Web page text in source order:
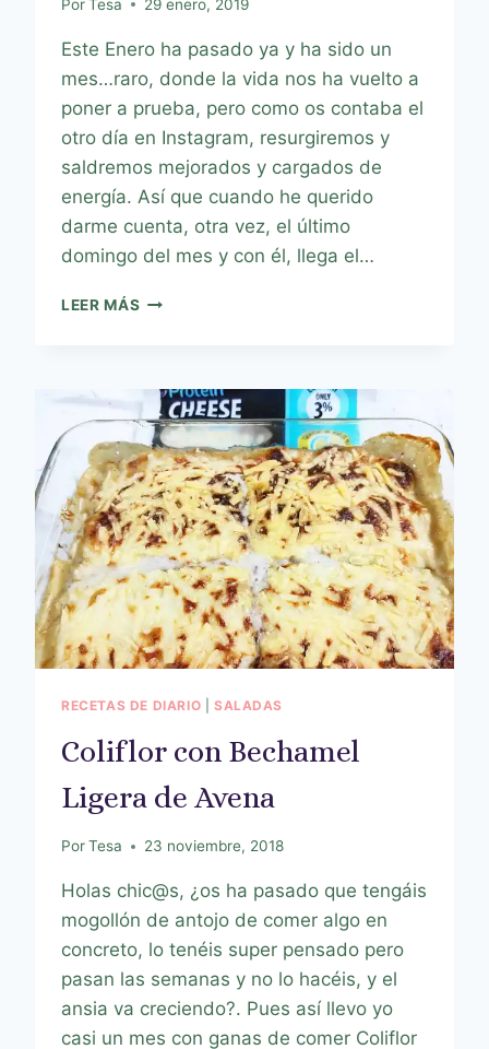
PorTesa 29 enero, 2019
Este Enero ha pasado ya y ha sido un
mes…raro, donde la vida nos ha vuelto a
poner a prueba, pero como os contaba el
otro día en Instagram, resurgiremos y
saldremos mejorados y cargados de
energía. Así que cuando he querido
darme cuenta, otra vez, el último
domingo del mes y con él, llega el…
LEER MÁS
RECETAS DE DIARIO SALADAS
Coliflor con Bechamel
Ligera de Avena
PorTesa 23 noviembre, 2018
Holas chic@s, ¿os ha pasado que tengáis
mogollón de antojo de comer algo en
concreto, lo tenéis super pensado pero
pasan las semanas y no lo hacéis, y el
ansia va creciendo?. Pues así llevo yo
casi un mes con ganas de comer Coliflor